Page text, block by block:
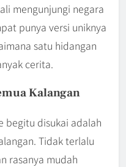
mengunjungi negara
punya versi uniknya
satu hidangan
cerita.
Kalangan
begitu disukai adalah
Tidak terlalu
rasanya mudah